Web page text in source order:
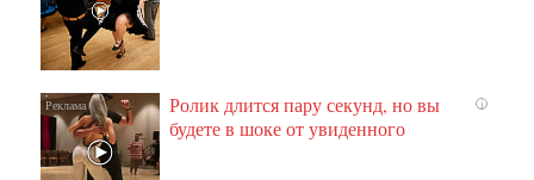
i
Ролик длится пару секунд, но вы
будете в шоке от увиденного